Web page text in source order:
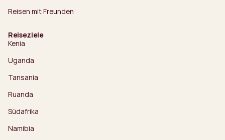
Reisen mit Freunden
Reiseziele
Kenia
Uganda
Tansania
Ruanda
Südafrika
Namibia